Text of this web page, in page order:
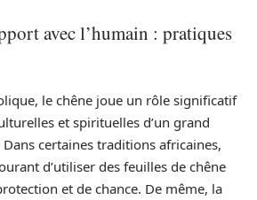
avec l’humain : pratiques
le chêne joue un rôle significatif
et spirituelles d’un grand
certaines traditions africaines,
d’utiliser des feuilles de chêne
et de chance. De même, la